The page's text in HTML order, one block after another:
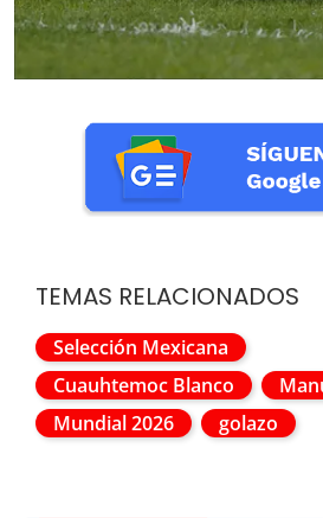
TEMAS RELACIONADOS
Selección Mexicana
Cuauhtemoc Blanco
Mundial 2026
golazo